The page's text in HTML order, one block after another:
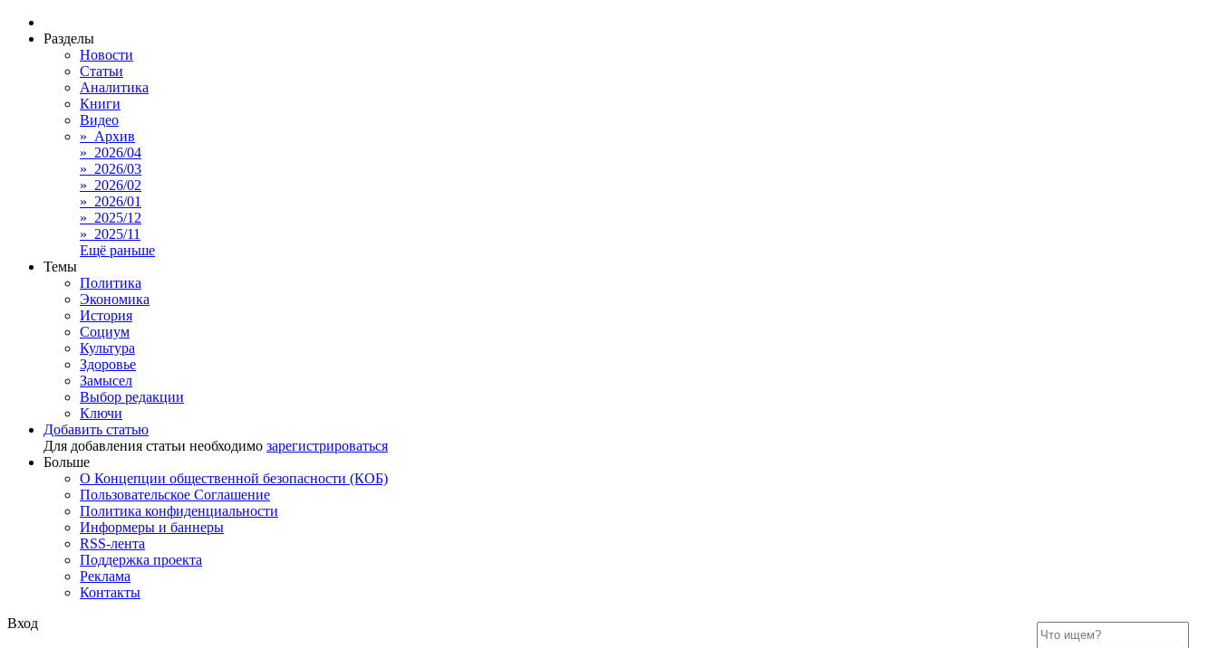
Разделы
Новости
Статьи
Аналитика
Книги
Видео
» Архив
» 2026/04
» 2026/03
» 2026/02
» 2026/01
» 2025/12
» 2025/11
Ещё раньше
Темы
Политика
Экономика
История
Социум
Культура
Здоровье
Замысел
Выбор редакции
Ключи
Добавить статью
Для добавления статьи необходимо зарегистрироваться
Больше
О Концепции общественной безопасности (КОБ)
Пользовательское Соглашение
Политика конфиденциальности
Информеры и баннеры
RSS-лента
Поддержка проекта
Реклама
Контакты
Вход